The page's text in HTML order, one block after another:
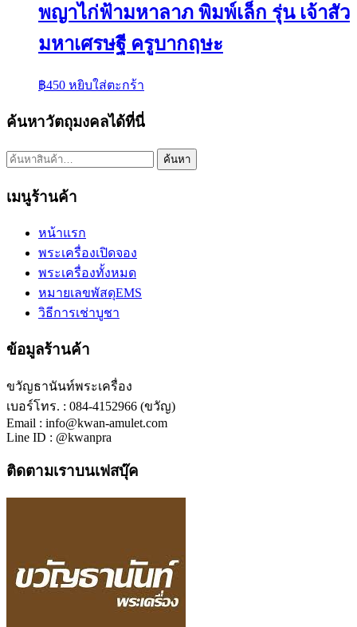
พญาไก่ฟ้ามหาลาภ พิมพ์เล็ก รุ่น เจ้าสัว
มหาเศรษฐี ครูบากฤษะ
฿450 หยิบใส่ตะกร้า
ค้นหาวัตถุมงคลได้ที่นี่
ค้นหา: ค้นหา
เมนูร้านค้า
หน้าแรก
พระเครื่องเปิดจอง
พระเครื่องทั้งหมด
หมายเลขพัสดุEMS
วิธีการเช่าบูชา
ข้อมูลร้านค้า
ขวัญธานันท์พระเครื่อง
เบอร์โทร. : 084-4152966 (ขวัญ)
Email : info@kwan-amulet.com
Line ID : @kwanpra
ติดตามเราบนเฟสบุ๊ค